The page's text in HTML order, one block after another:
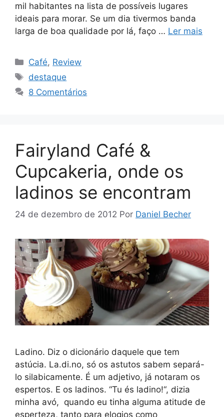
mil habitantes na lista de possíveis lugares
ideais para morar. Se um dia tivermos banda
larga de boa qualidade por lá, faço … Ler mais
Categorias
Café, Review
Tags
destaque
8 Comentários
Fairyland Café &
Cupcakeria, onde os
ladinos se encontram
24 de dezembro de 2012 Por Daniel Becher
Ladino. Diz o dicionário daquele que tem
astúcia. La.di.no, só os astutos sabem separá-
lo silabicamente. É um adjetivo, já notaram os
espertos. E os ladinos. “Tu és ladino!“, dizia
minha avó, quando eu tinha alguma atitude de
esperteza, tanto para elogios como